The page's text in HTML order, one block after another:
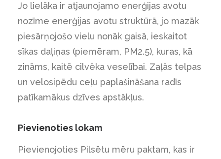
Jo lielāka ir atjaunojamo enerģijas avotu
nozīme enerģijas avotu struktūrā, jo mazāk
piesārņojošo vielu nonāk gaisā, ieskaitot
sīkas daļiņas (piemēram, PM2.5), kuras, kā
zināms, kaitē cilvēka veselībai. Zaļās telpas
un velosipēdu ceļu paplašināšana radīs
patīkamākus dzīves apstākļus.
Pievienoties lokam
Pievienojoties Pilsētu mēru paktam, kas ir